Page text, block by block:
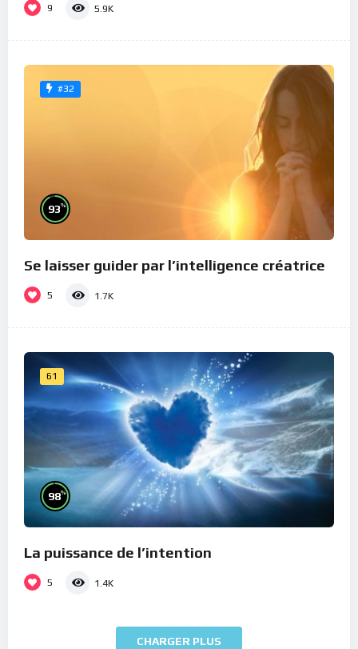
9 5.9K
#32
93%
Se laisser guider par l’intelligence créatrice
5 1.7K
61
98%
La puissance de l’intention
5 1.4K
CHARGER PLUS